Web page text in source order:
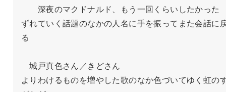
深夜のマクドナルド、もう一回くらいしたかった
ずれていく話題のなかの人名に手を振ってまた会話に
る
城戸真色さん／きどさん
よりわけるものを増やした歌のなか色づいてゆく虹の